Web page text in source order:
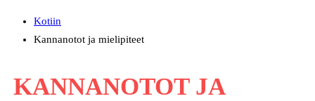
Kotiin
Kannanotot ja mielipiteet
KANNANOTOT JA